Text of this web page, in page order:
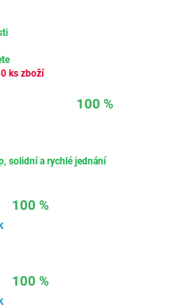
ks zboží
100 %
solidní a rychlé jednání
100 %
100 %